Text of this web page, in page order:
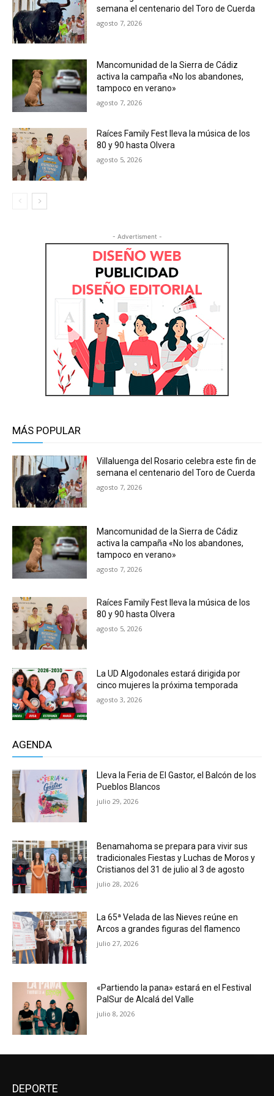
semana el centenario del Toro de Cuerda
agosto 7, 2026
Mancomunidad de la Sierra de Cádiz
activa la campaña «No los abandones,
tampoco en verano»
agosto 7, 2026
Raíces Family Fest lleva la música de los
80 y 90 hasta Olvera
agosto 5, 2026
- Advertisment -
MÁS POPULAR
Villaluenga del Rosario celebra este fin de
semana el centenario del Toro de Cuerda
agosto 7, 2026
Mancomunidad de la Sierra de Cádiz
activa la campaña «No los abandones,
tampoco en verano»
agosto 7, 2026
Raíces Family Fest lleva la música de los
80 y 90 hasta Olvera
agosto 5, 2026
La UD Algodonales estará dirigida por
cinco mujeres la próxima temporada
agosto 3, 2026
AGENDA
Lleva la Feria de El Gastor, el Balcón de los
Pueblos Blancos
julio 29, 2026
Benamahoma se prepara para vivir sus
tradicionales Fiestas y Luchas de Moros y
Cristianos del 31 de julio al 3 de agosto
julio 28, 2026
La 65ª Velada de las Nieves reúne en
Arcos a grandes figuras del flamenco
julio 27, 2026
«Partiendo la pana» estará en el Festival
PalSur de Alcalá del Valle
julio 8, 2026
DEPORTE